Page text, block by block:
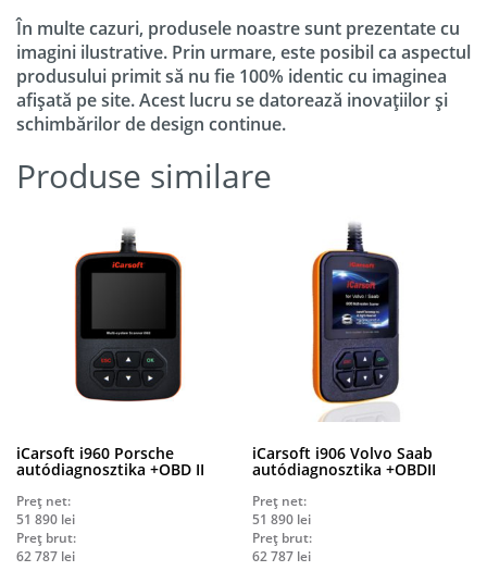
În multe cazuri, produsele noastre sunt prezentate cu
imagini ilustrative. Prin urmare, este posibil ca aspectul
produsului primit să nu fie 100% identic cu imaginea
afișată pe site. Acest lucru se datorează inovațiilor și
schimbărilor de design continue.
Produse similare
iCarsoft i960 Porsche
autódiagnosztika +OBD II
Preț net:
51 890 lei
Preț brut:
62 787 lei
iCarsoft i906 Volvo Saab
autódiagnosztika +OBDII
Preț net:
51 890 lei
Preț brut:
62 787 lei